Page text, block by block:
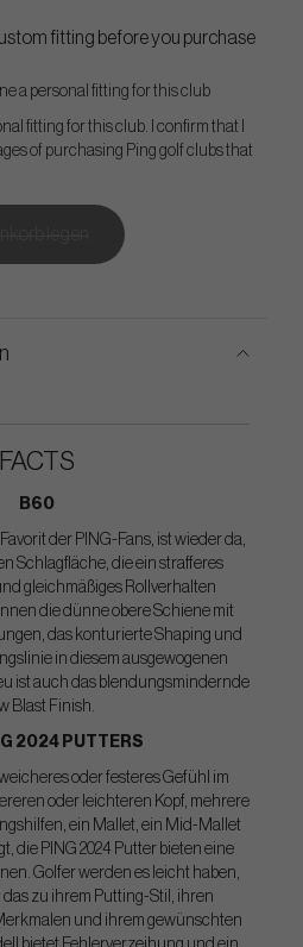
fitting before you purchase
a personal fitting for this club
fitting for this club. I confirm that I
of purchasing Ping golf clubs that
FACTS
B60
der PING-Fans, ist wieder da,
Schlagfläche, die ein strafferes
gleichmäßiges Rollverhalten
die dünne obere Schiene mit
das konturierte Shaping und
in diesem ausgewogenen
ist auch das blendungsmindernde
Blast Finish.
2024 PUTTERS
oder festeres Gefühl im
oder leichteren Kopf, mehrere
ein Mallet, ein Mid-Mallet
die PING 2024 Putter bieten eine
Golfer werden es leicht haben,
zu ihrem Putting-Stil, ihren
und ihrem gewünschten